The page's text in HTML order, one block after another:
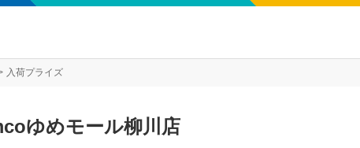
入荷プライズ
ゆめモール柳川店